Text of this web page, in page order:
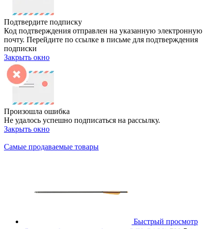
Подтвердите подписку
Код подтверждения отправлен на указанную электронную
почту. Перейдите по ссылке в письме для подтверждения
подписки
Закрыть окно
Произошла ошибка
Не удалось успешно подписаться на рассылку.
Закрыть окно
Самые продаваемые товары
Быстрый просмотр